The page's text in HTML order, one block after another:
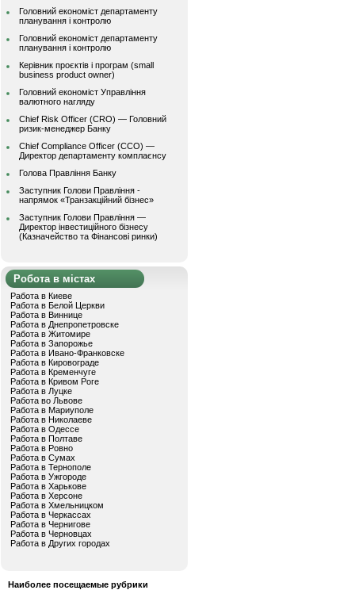
Головний економіст департаменту
планування і контролю
Головний економіст департаменту
планування і контролю
Керівник проєктів і програм (small
business product owner)
Головний економіст Управління
валютного нагляду
Chief Risk Officer (CRO) — Головний
ризик-менеджер Банку
Chief Compliance Officer (CCO) —
Директор департаменту комплаєнсу
Голова Правління Банку
Заступник Голови Правління -
напрямок «Транзакційний бізнес»
Заступник Голови Правління —
Директор інвестиційного бізнесу
(Казначейство та Фінансові ринки)
Робота в містах
Работа в Киеве
Работа в Белой Церкви
Работа в Виннице
Работа в Днепропетровске
Работа в Житомире
Работа в Запорожье
Работа в Ивано-Франковске
Работа в Кировограде
Работа в Кременчуге
Работа в Кривом Роге
Работа в Луцке
Работа во Львове
Работа в Мариуполе
Работа в Николаеве
Работа в Одессе
Работа в Полтаве
Работа в Ровно
Работа в Сумах
Работа в Тернополе
Работа в Ужгороде
Работа в Харькове
Работа в Херсоне
Работа в Хмельницком
Работа в Черкассах
Работа в Чернигове
Работа в Черновцах
Работа в Других городах
Наиболее посещаемые рубрики